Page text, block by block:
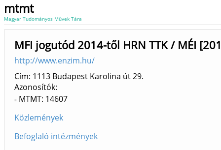
mtmt
Magyar Tudományos Művek Tára
MFI jogutód 2014-től HRN TTK / MÉI
http://www.enzim.hu/
Cím: 1113 Budapest Karolina út 29.
Azonosítók
MTMT: 14607
Közlemények
Befoglaló intézmények